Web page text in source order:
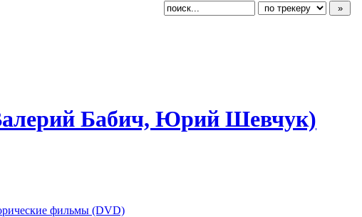
Бабич, Юрий Шевчук)
фильмы (DVD)